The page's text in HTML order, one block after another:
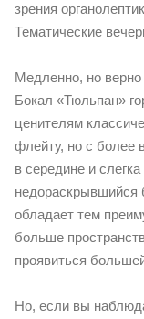
зрения
Тематические
Медленно, но
Бокал «Тюльпан»
ценителям
флейту, но с более
в середине и
недораскрывшийся
обладает тем
больше
проявиться
Но, если вы